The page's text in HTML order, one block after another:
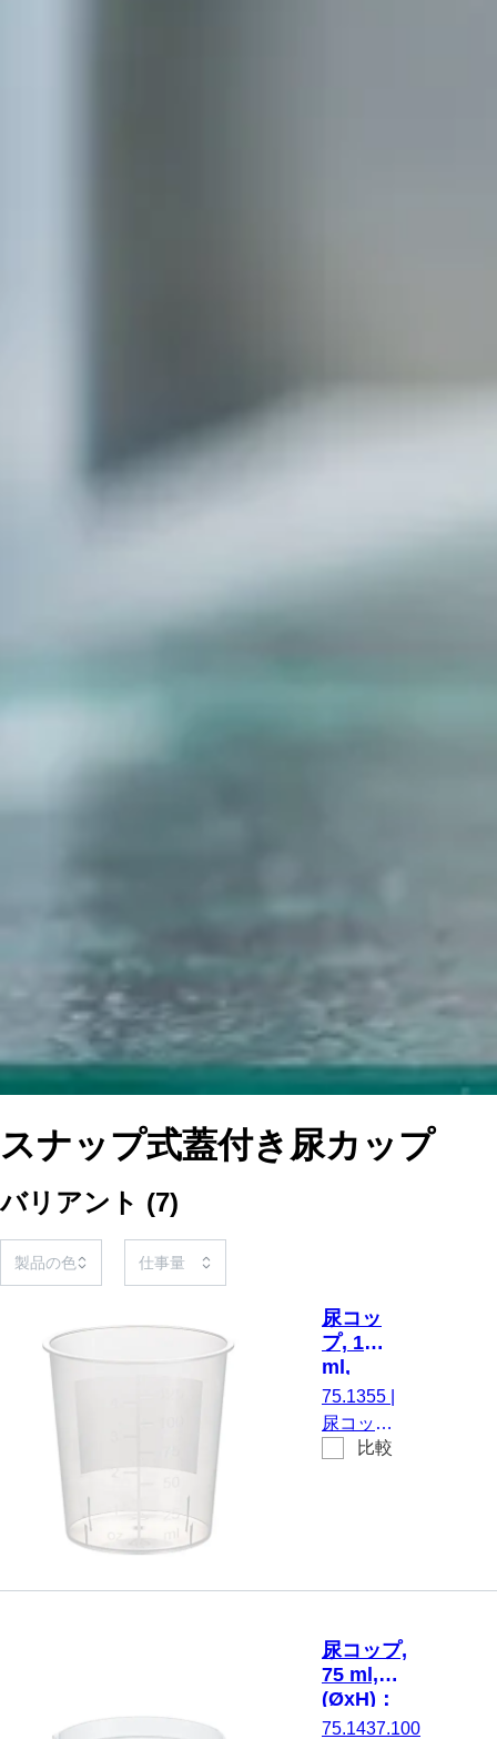
スナップ式蓋付き尿カップ
バリアント (7)
尿コッ
プ, 125
ml,
(ØxH)：
66 x 67
mm,
PP, 高
75.1355
尿コッ
プ, 採尿
mm, 開口
部の直
径： 66
比較
尿コップ,
75 ml,
(ØxH)：
65 x 48
75.1437.100